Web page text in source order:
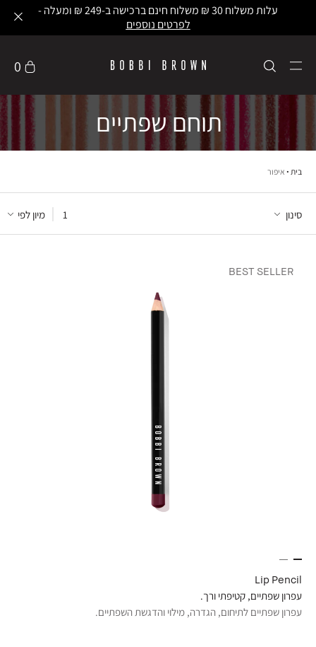
עלות משלוח 30 ₪ משלוח חינם ברכישה ב-249 ₪ ומעלה -
לפרטים נוספים
0
תוחם שפתיים
בית איפור
סינון מיון לפי 1
BEST SELLER
Lip Pencil
עפרון שפתיים, קטיפתי ורך.
עפרון שפתיים לתיחום, הגדרה, מילוי והדגשת השפתיים.